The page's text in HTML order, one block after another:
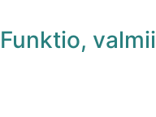
Funktio,